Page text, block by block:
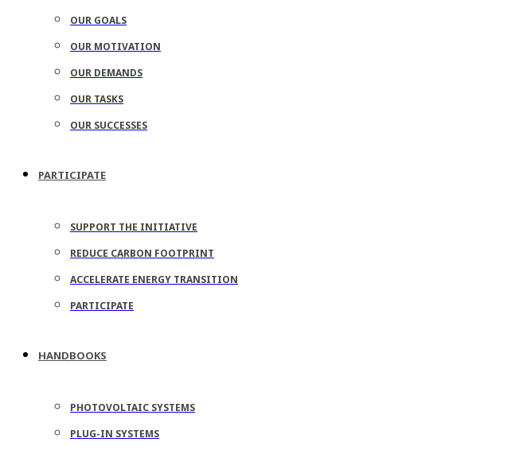
OUR GOALS
OUR MOTIVATION
OUR DEMANDS
OUR TASKS
OUR SUCCESSES
PARTICIPATE
SUPPORT THE INITIATIVE
REDUCE CARBON FOOTPRINT
ACCELERATE ENERGY TRANSITION
PARTICIPATE
HANDBOOKS
PHOTOVOLTAIC SYSTEMS
PLUG-IN SYSTEMS